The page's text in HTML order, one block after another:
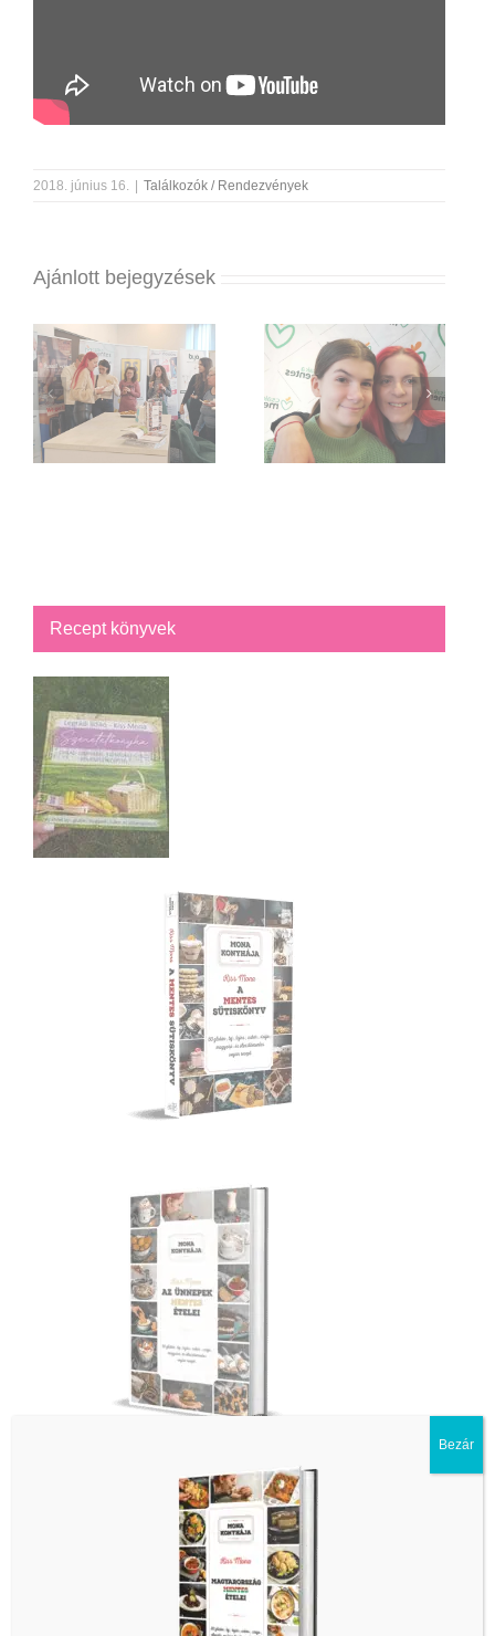
2018. június 16. Találkozók / Rendezvények
Ajánlott bejegyzések
Recept könyvek
Legutóbbi bejegyzések
Túró Rudi hernyókifli ( glutén, tej, tojás, hozzá adott cukor,
szójamentes, vegán )
Bezár